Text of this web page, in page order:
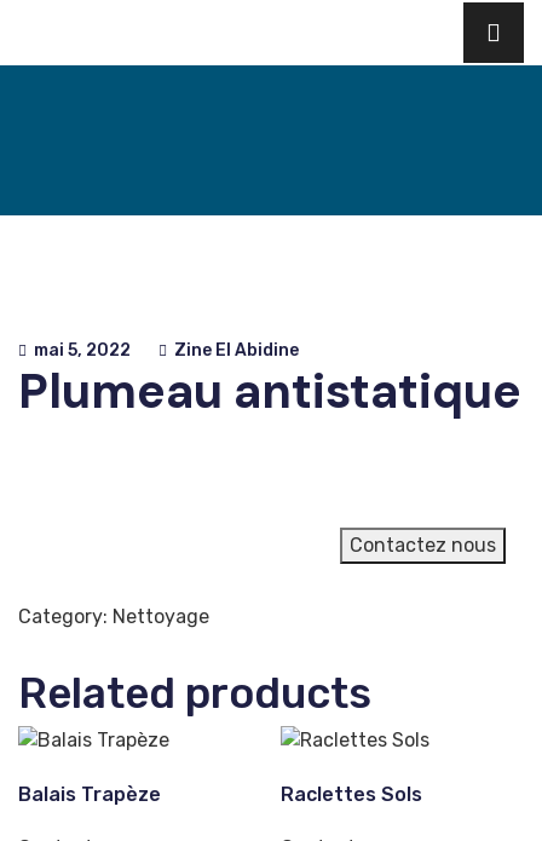
mai 5, 2022 Zine El Abidine
Plumeau antistatique
Contactez nous
Category: Nettoyage
Related products
Balais Trapèze Raclettes Sols